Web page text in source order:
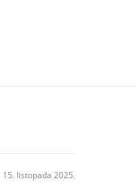
15. listopada 2025.